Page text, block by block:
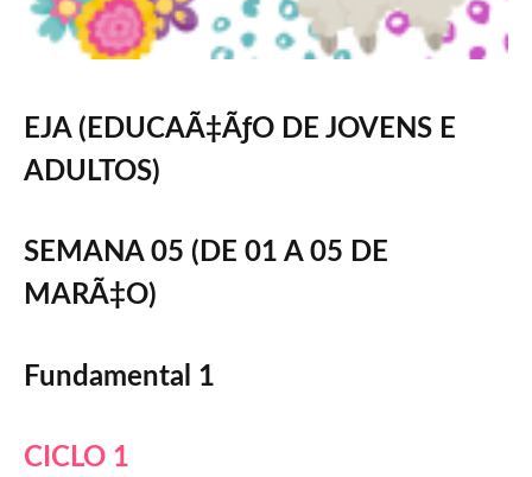
EJA (EDUCAÃ‡ÃƒO DE JOVENS E
ADULTOS)
SEMANA 05 (DE 01 A 05 DE
MARÃ‡O)
Fundamental 1
CICLO 1